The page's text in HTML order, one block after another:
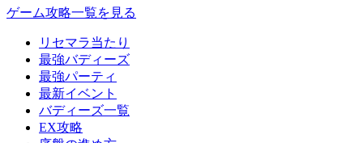
ゲーム攻略一覧を見る
リセマラ当たり
最強バディーズ
最強パーティ
最新イベント
バディーズ一覧
EX攻略